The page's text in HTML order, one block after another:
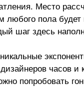
Место
пола
шаг здесь
часов
попробовать